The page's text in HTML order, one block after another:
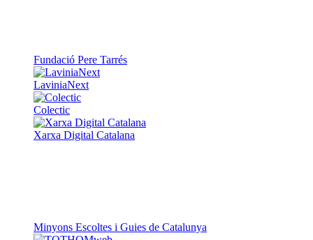
Fundació Pere Tarrés
LaviniaNext
Colectic
Xarxa Digital Catalana
Minyons Escoltes i Guies de Catalunya